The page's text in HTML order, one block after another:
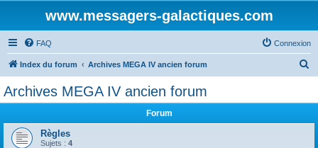
www.messagers-galactiques.com
FAQ Connexion
Index du forum Archives MEGA IV ancien forum
Archives MEGA IV ancien forum
Forum
Règles
Sujets : 4